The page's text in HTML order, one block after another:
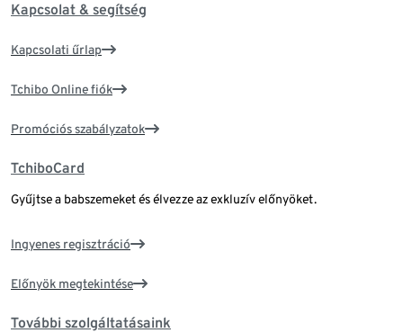
Kapcsolat & segítség
Kapcsolati űrlap
Tchibo Online fiók
Promóciós szabályzatok
TchiboCard
Gyűjtse a babszemeket és élvezze az exkluzív előnyöket.
Ingyenes regisztráció
Előnyök megtekintése
További szolgáltatásaink